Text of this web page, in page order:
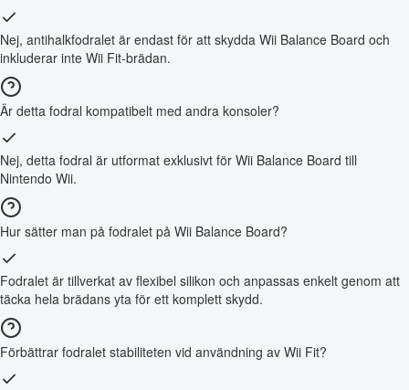
Nej, antihalkfodralet är endast för att skydda Wii Balance Board och
inkluderar inte Wii Fit-brädan.
Är detta fodral kompatibelt med andra konsoler?
Nej, detta fodral är utformat exklusivt för Wii Balance Board till
Nintendo Wii.
Hur sätter man på fodralet på Wii Balance Board?
Fodralet är tillverkat av flexibel silikon och anpassas enkelt genom att
täcka hela brädans yta för ett komplett skydd.
Förbättrar fodralet stabiliteten vid användning av Wii Fit?